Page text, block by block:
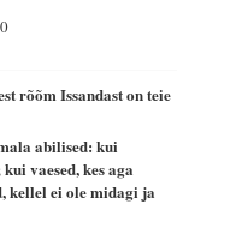
rõõm Issandast on teie
abilised: kui
vaesed, kes aga
kellel ei ole midagi ja